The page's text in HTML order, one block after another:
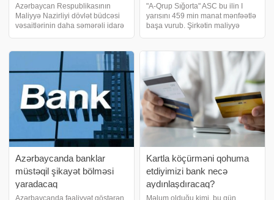
Azərbaycan Respublikasının
Maliyyə Nazirliyi dövlət büdcəsi
vəsaitlərinin daha səmərəli idarə
edilməsi məqsədilə 2026-cı ilin
iyul ayı ərzində 4 depozit hərracı
keçirib
dəfəyə yaxın azalıb
"A-Qrup Sığorta" ASC bu ilin I
yarısını 459 min manat mənfəətlə
başa vurub. Şirkətin maliyyə
% azdır. Yanvar-iyun aylarında
"A-Qrup Sığorta"nı
Azərbaycanda banklar
müstəqil şikayət bölməsi
yaradacaq
Azərbaycanda fəaliyyət göstərən
Kartla köçürməni qohuma
etdiyimizi bank necə
aydınlaşdıracaq?
Məlum olduğu kimi, bu gün